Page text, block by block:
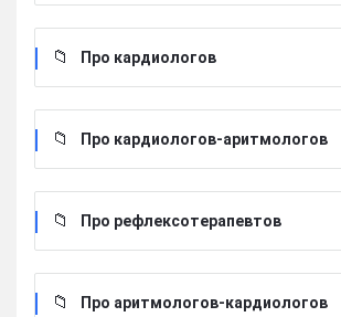
Про кардиологов
Про кардиологов-аритмологов
Про рефлексотерапевтов
Про аритмологов-кардиологов